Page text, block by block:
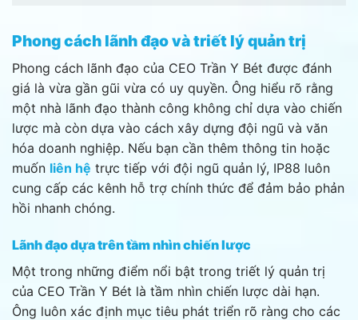
Phong cách lãnh đạo và triết lý quản trị
Phong cách lãnh đạo của CEO Trần Y Bét được đánh
giá là vừa gần gũi vừa có uy quyền. Ông hiểu rõ rằng
một nhà lãnh đạo thành công không chỉ dựa vào chiến
lược mà còn dựa vào cách xây dựng đội ngũ và văn
hóa doanh nghiệp. Nếu bạn cần thêm thông tin hoặc
muốn liên hệ trực tiếp với đội ngũ quản lý, IP88 luôn
cung cấp các kênh hỗ trợ chính thức để đảm bảo phản
hồi nhanh chóng.
Lãnh đạo dựa trên tầm nhìn chiến lược
Một trong những điểm nổi bật trong triết lý quản trị
của CEO Trần Y Bét là tầm nhìn chiến lược dài hạn.
Ông luôn xác định mục tiêu phát triển rõ ràng cho các